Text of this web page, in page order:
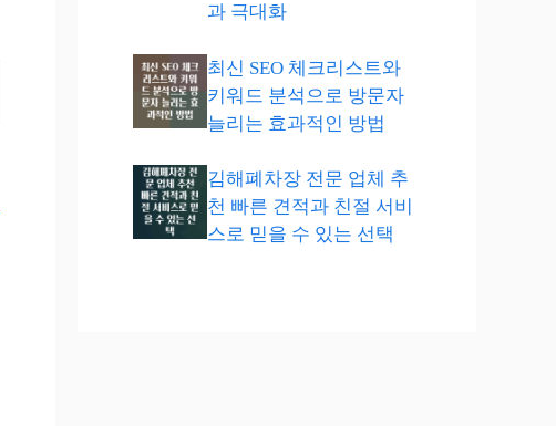
과 극대화
최신 SEO 체크리스트와
키워드 분석으로 방문자
늘리는 효과적인 방법
김해폐차장 전문 업체 추
천 빠른 견적과 친절 서비
스로 믿을 수 있는 선택